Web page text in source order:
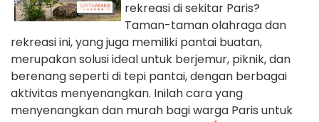
rekreasi di sekitar Paris?
Taman-taman olahraga dan
rekreasi ini, yang juga memiliki pantai buatan,
merupakan solusi ideal untuk berjemur, piknik, dan
berenang seperti di tepi pantai, dengan berbagai
aktivitas menyenangkan. Inilah cara yang
menyenangkan dan murah bagi warga Paris untuk